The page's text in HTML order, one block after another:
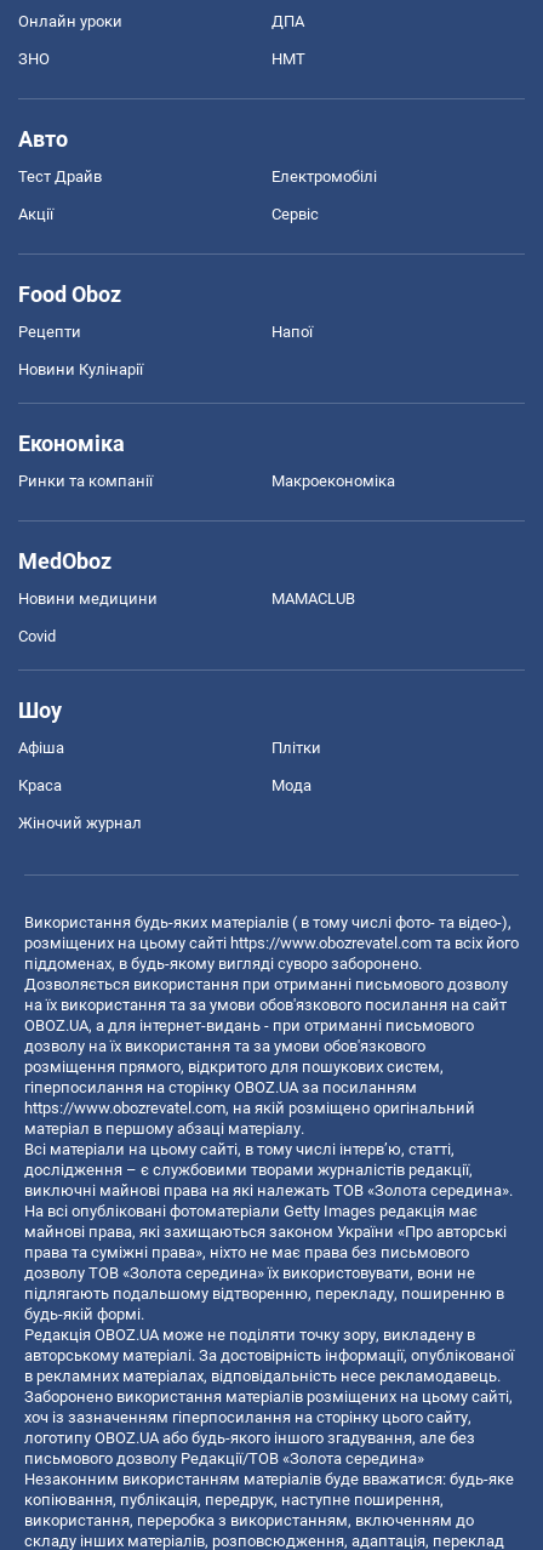
Онлайн уроки ДПА
ЗНО НМТ
Авто
Тест Драйв Електромобілі
Акції Сервіс
Food Oboz
Рецепти Напої
Новини Кулінарії
Економіка
Ринки та компанії Макроекономіка
MedOboz
Новини медицини MAMACLUB
Covid
Шоу
Афіша Плітки
Краса Мода
Жіночий журнал
Використання будь-яких матеріалів ( в тому числі фото- та відео-),
розміщених на цьому сайті https://www.obozrevatel.com та всіх його
піддоменах, в будь-якому вигляді суворо заборонено.
Дозволяється використання при отриманні письмового дозволу
на їх використання та за умови обов'язкового посилання на сайт
OBOZ.UA, а для інтернет-видань - при отриманні письмового
дозволу на їх використання та за умови обов'язкового
розміщення прямого, відкритого для пошукових систем,
гіперпосилання на сторінку OBOZ.UA за посиланням
https://www.obozrevatel.com, на якій розміщено оригінальний
матеріал в першому абзаці матеріалу.
Всі матеріали на цьому сайті, в тому числі інтерв’ю, статті,
дослідження – є службовими творами журналістів редакції,
виключні майнові права на які належать ТОВ «Золота середина».
На всі опубліковані фотоматеріали Getty Images редакція має
майнові права, які захищаються законом України «Про авторські
права та суміжні права», ніхто не має права без письмового
дозволу ТОВ «Золота середина» їх використовувати, вони не
підлягають подальшому відтворенню, перекладу, поширенню в
будь-якій формі.
Редакція OBOZ.UA може не поділяти точку зору, викладену в
авторському матеріалі. За достовірність інформації, опублікованої
в рекламних матеріалах, відповідальність несе рекламодавець.
Заборонено використання матеріалів розміщених на цьому сайті,
хоч із зазначенням гіперпосилання на сторінку цього сайту,
логотипу OBOZ.UA або будь-якого іншого згадування, але без
письмового дозволу Редакції/ТОВ «Золота середина»
Незаконним використанням матеріалів буде вважатися: будь-яке
копiювання, публiкацiя, передрук, наступне поширення,
використання, переробка з використанням, включенням до
складу інших матеріалів, розповсюдження, адаптація, переклад